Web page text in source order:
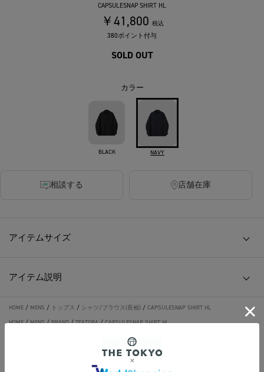
CAPSULESNAP SHIRT HL
￥41,800 税込
380ポイント付与
SOLD OUT
カラー
BLACK NAVY
相談する 店舗在庫
アイテムサイズ
アイテム説明
HOME / MENS / トップス / シャツ/ブラウス(長袖) / CAPSULESNAP SHIRT HL
HOME /MENS /BRAND /TEATORA /CAPSULESNAP SHIRT HL